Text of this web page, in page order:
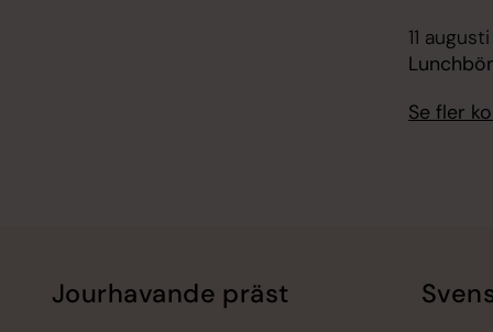
11
Se fler
Jourhavande präst